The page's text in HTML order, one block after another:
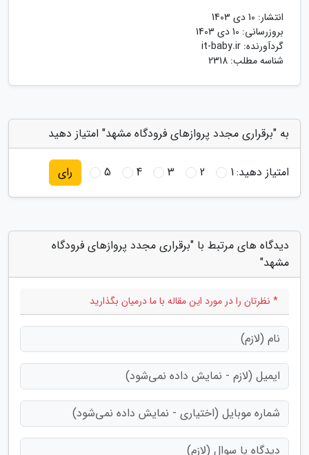
انتشار: 10 دی 1403
بروزرسانی: 10 دی 1403
گردآورنده: it-baby.ir
شناسه مطلب: 2318
به "برقراری مجدد پروازهای فرودگاه مشهد" امتیاز دهید
امتیاز دهید:1
2
3
4
5 رای
دیدگاه های مرتبط با "برقراری مجدد پروازهای فرودگاه
مشهد"
* نظرتان را در مورد این مقاله با ما درمیان بگذارید